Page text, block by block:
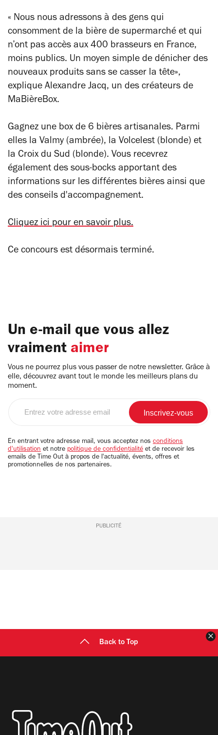
« Nous nous adressons à des gens qui
consomment de la bière de supermarché et qui
n’ont pas accès aux 400 brasseurs en France,
moins publics. Un moyen simple de dénicher des
nouveaux produits sans se casser la tête»,
explique Alexandre Jacq, un des créateurs de
MaBièreBox.
Gagnez une box de 6 bières artisanales. Parmi
elles la Valmy (ambrée), la Volcelest (blonde) et
la Croix du Sud (blonde). Vous recevrez
également des sous-bocks apportant des
informations sur les différentes bières ainsi que
des conseils d'accompagnement.
Cliquez ici pour en savoir plus.
Ce concours est désormais terminé.
Un e-mail que vous allez
vraiment aimer
Vous ne pourrez plus vous passer de notre newsletter. Grâce à
elle, découvrez avant tout le monde les meilleurs plans du
moment.
email
En entrant votre adresse mail, vous acceptez nos conditions
d'utilisation et notre politique de confidentialité et de recevoir les
emails de Time Out à propos de l'actualité, évents, offres et
promotionnelles de nos partenaires.
PUBLICITÉ
Back to Top